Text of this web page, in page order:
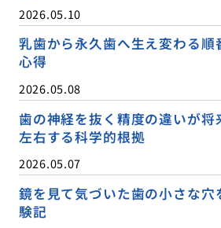
2026.05.10
乳歯から永久歯へ生え変わる順
心得
2026.05.08
歯の神経を抜く精度の違いが将
左右する科学的根拠
2026.05.07
鏡を見て気づいた歯の小さな穴
験記